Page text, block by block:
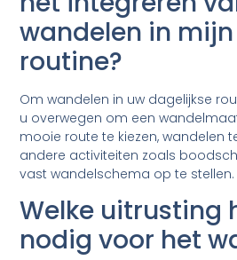
wandelen in
routine?
Om wandelen in uw dagelijkse
u overwegen om een
mooie route te kiezen, wandelen
andere activiteiten zoals
vast wandelschema op te stellen.
Welke uitrusting
nodig voor het